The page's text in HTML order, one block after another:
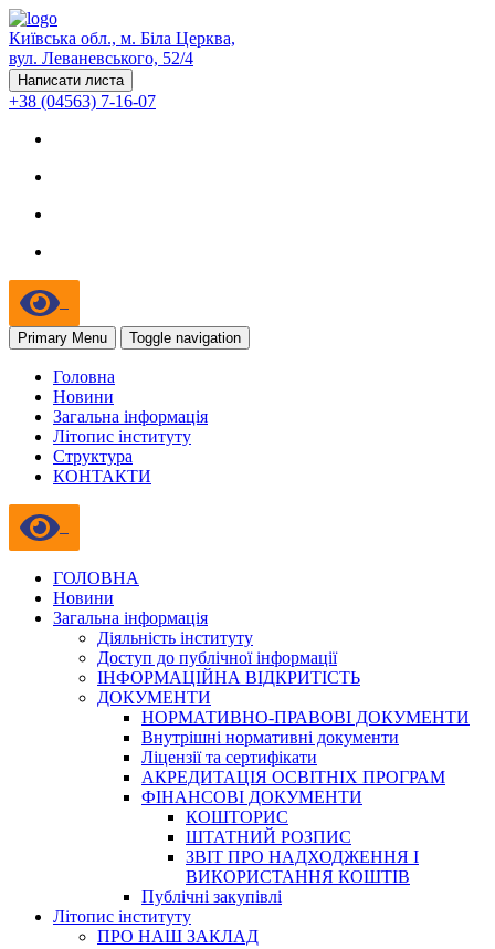
Київська обл., м. Біла Церква,
вул. Леваневського, 52/4
Написати листа
+38 (04563) 7-16-07
Primary Menu Toggle navigation
Головна
Новини
Загальна інформація
Літопис інституту
Структура
КОНТАКТИ
ГОЛОВНА
Новини
Загальна інформація
Діяльність інституту
Доступ до публічної інформації
ІНФОРМАЦІЙНА ВІДКРИТІСТЬ
ДОКУМЕНТИ
НОРМАТИВНО-ПРАВОВІ ДОКУМЕНТИ
Внутрішні нормативні документи
Ліцензії та сертифікати
АКРЕДИТАЦІЯ ОСВІТНІХ ПРОГРАМ
ФІНАНСОВІ ДОКУМЕНТИ
КОШТОРИС
ШТАТНИЙ РОЗПИС
ЗВІТ ПРО НАДХОДЖЕННЯ І
ВИКОРИСТАННЯ КОШТІВ
Публічні закупівлі
Літопис інституту
ПРО НАШ ЗАКЛАД